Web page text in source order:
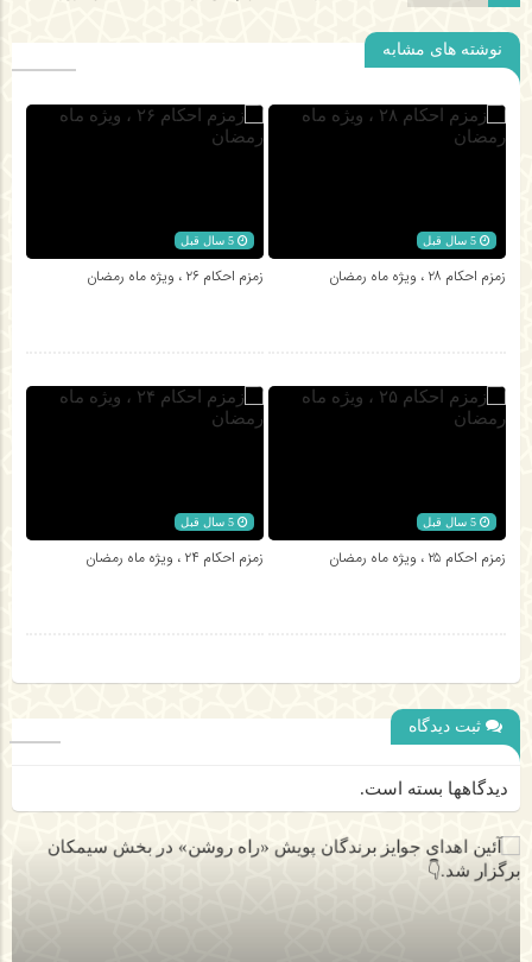
نوشته های مشابه
5 سال قبل
زمزم احکام ۲۸ ، ویژه ماه رمضان زمزم احکام ۲۶ ، ویژه ماه رمضان
5 سال قبل
زمزم احکام ۲۵ ، ویژه ماه رمضان زمزم احکام ۲۴ ، ویژه ماه رمضان
ثبت دیدگاه
دیدگاهها بسته است.